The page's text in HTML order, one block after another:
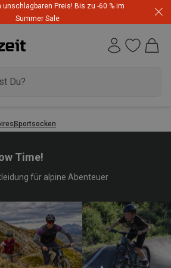
unschlagbaren Preis! Bis zu -60 % im
Summer Sale
Sportsocken
Time!
für alpine Abenteuer